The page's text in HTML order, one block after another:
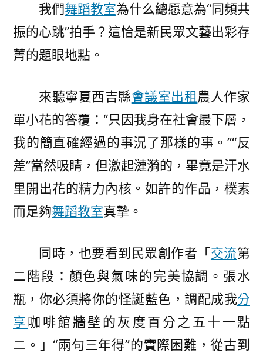
我們舞蹈教室為什么總愿意為“同頻共
振的心跳”拍手？這恰是新民眾文藝出彩存
菁的題眼地點。
來聽寧夏西吉縣會議室出租農人作家
單小花的答覆：“只因我身在社會最下層，
我的簡直確經過的事況了那樣的事。”“反
差”當然吸睛，但激起漣漪的，畢竟是汗水
里開出花的精力內核。如許的作品，樸素
而足夠舞蹈教室真摯。
同時，也要看到民眾創作者「交流第
二階段：顏色與氣味的完美協調。張水
瓶，你必須將你的怪誕藍色，調配成我分
享咖啡館牆壁的灰度百分之五十一點
二。」“兩句三年得”的實際困難，從古到